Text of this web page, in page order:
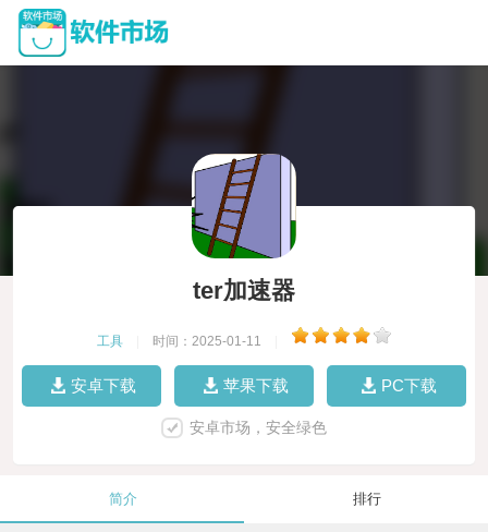
ter加速器
工具 时间：2025-01-11
安卓下载 苹果下载 PC下载
安卓市场，安全绿色
简介 排行